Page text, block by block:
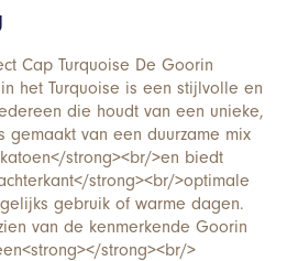
Cap Turquoise De Goorin
het Turquoise is een stijlvolle en
die houdt van een unieke,
gemaakt van een duurzame mix
strong><br/>en biedt
strong><br/>optimale
gebruik of warme dagen.
van de kenmerkende Goorin
strong><br/>